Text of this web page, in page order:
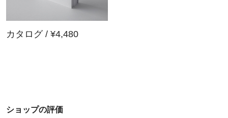
カタログ / ¥4,480
ショップの評価